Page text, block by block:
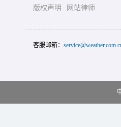
版权声明
网站律师
客服邮箱：